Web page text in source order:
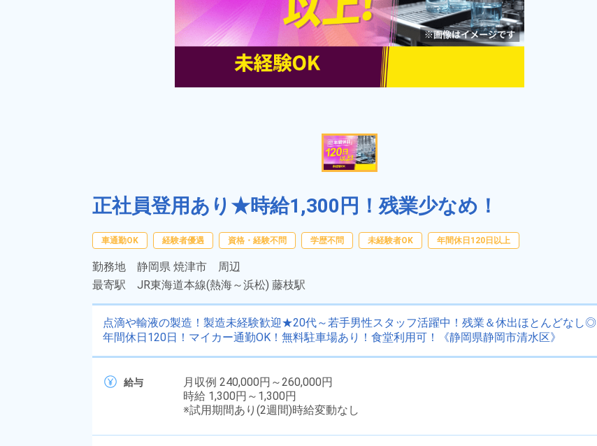
正社員登用あり★時給1,300円！残業少なめ！
車通勤OK 経験者優遇 資格・経験不問 学歴不問 未経験者OK 年間休日120日以上
勤務地 静岡県 焼津市 周辺
最寄駅 JR東海道本線(熱海～浜松) 藤枝駅
点滴や輸液の製造！製造未経験歓迎★20代～若手男性スタッフ活躍中！残業＆休出ほとんどなし◎
年間休日120日！マイカー通勤OK！無料駐車場あり！食堂利用可！《静岡県静岡市清水区》
給与
月収例 240,000円～260,000円
時給 1,300円～1,300円
※試用期間あり(2週間)時給変動なし
キープする